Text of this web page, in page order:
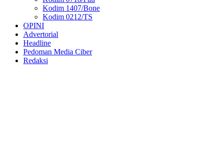
Kodim 1407/Bone
Kodim 0212/TS
OPINI
Advertorial
Headline
Pedoman Media Ciber
Redaksi